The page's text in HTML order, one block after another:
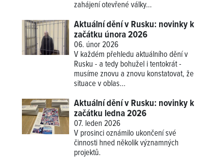
zahájení otevřené války...
Aktuální dění v Rusku: novinky k
začátku února 2026
06. únor 2026
V každém přehledu aktuálního dění v
Rusku - a tedy bohužel i tentokrát -
musíme znovu a znovu konstatovat, že
situace v oblas...
Aktuální dění v Rusku: novinky k
začátku ledna 2026
07. leden 2026
V prosinci oznámilo ukončení své
činnosti hned několik významných
projektů.